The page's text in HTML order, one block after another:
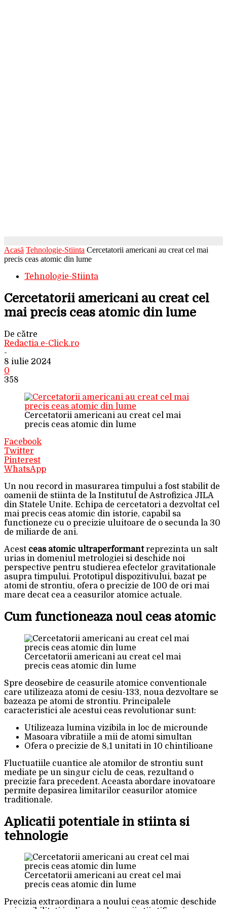
Acasă Tehnologie-Stiinta Cercetatorii americani au creat cel mai
precis ceas atomic din lume
Tehnologie-Stiinta
Cercetatorii americani au creat cel
mai precis ceas atomic din lume
De către
Redactia e-Click.ro
-
8 iulie 2024
0
358
Cercetatorii americani au creat cel mai
precis ceas atomic din lume
Facebook
Twitter
Pinterest
WhatsApp
Un nou record in masurarea timpului a fost stabilit de
oamenii de stiinta de la Institutul de Astrofizica JILA
din Statele Unite. Echipa de cercetatori a dezvoltat cel
mai precis ceas atomic din istorie, capabil sa
functioneze cu o precizie uluitoare de o secunda la 30
de miliarde de ani.
Acest ceas atomic ultraperformantreprezinta un salt
urias in domeniul metrologiei si deschide noi
perspective pentru studierea efectelor gravitationale
asupra timpului. Prototipul dispozitivului, bazat pe
atomi de strontiu, ofera o precizie de 100 de ori mai
mare decat cea a ceasurilor atomice actuale.
Cum functioneaza noul ceas atomic
Cercetatorii americani au creat cel mai
precis ceas atomic din lume
Spre deosebire de ceasurile atomice conventionale
care utilizeaza atomi de cesiu-133, noua dezvoltare se
bazeaza pe atomi de strontiu. Principalele
caracteristici ale acestui ceas revolutionar sunt:
Utilizeaza lumina vizibila in loc de microunde
Masoara vibratiile a mii de atomi simultan
Ofera o precizie de 8,1 unitati in 10 chintilioane
Fluctuatiile cuantice ale atomilor de strontiu sunt
mediate pe un singur ciclu de ceas, rezultand o
precizie fara precedent. Aceasta abordare inovatoare
permite depasirea limitarilor ceasurilor atomice
traditionale.
Aplicatii potentiale in stiinta si
tehnologie
Cercetatorii americani au creat cel mai
precis ceas atomic din lume
Precizia extraordinara a noului ceas atomic deschide